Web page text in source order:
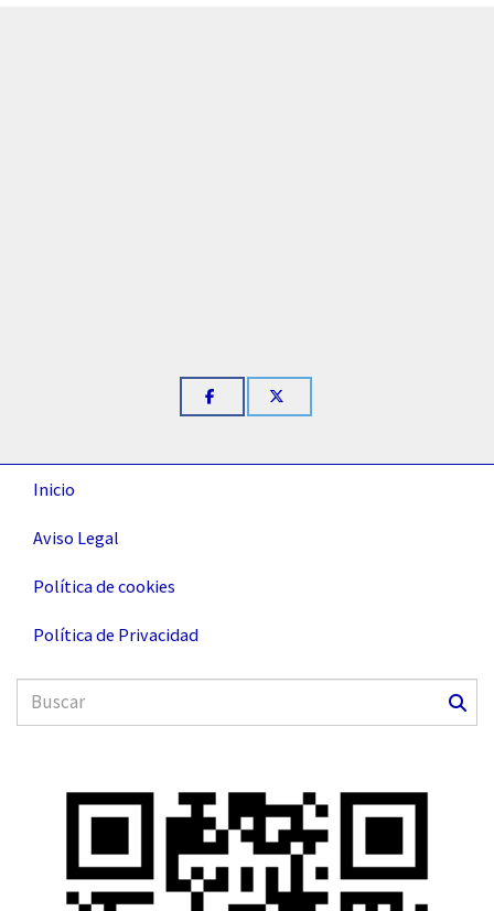
Inicio
Aviso Legal
Política de cookies
Política de Privacidad